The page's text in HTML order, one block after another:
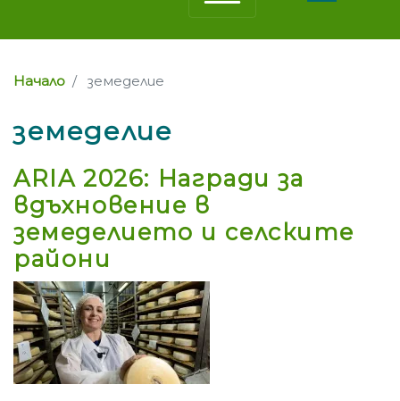
Начало земеделие
земеделие
ARIA 2026: Награди за
вдъхновение в
земеделието и селските
райони